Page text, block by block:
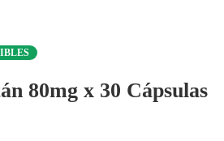
80mg x 30 Cápsulas